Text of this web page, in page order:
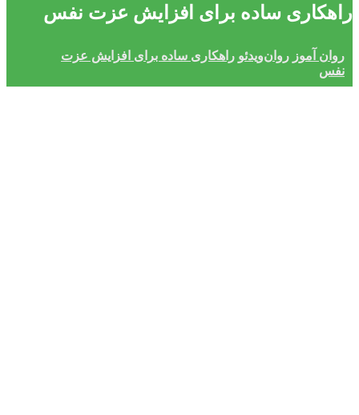
راهکاری ساده برای افزایش عزت نفس
روان ‌آموز روان‌ویدئو راهکاری ساده برای افزایش عزت
نفس